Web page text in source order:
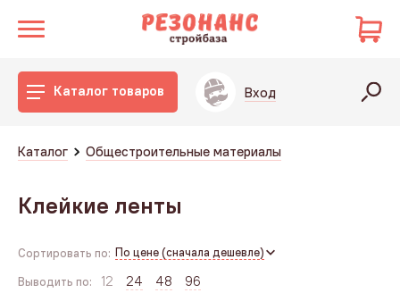
Каталог товаров Вход
Каталог Общестроительные материалы
Клейкие ленты
Сортировать по: По цене (сначала дешевле)
Выводить по: 12 24 48 96